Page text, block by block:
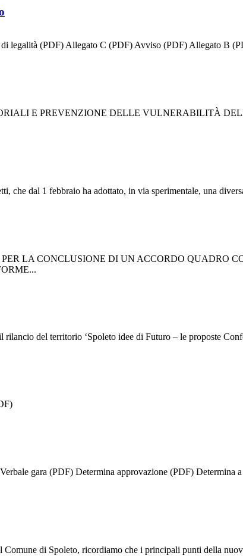
legalità (PDF) Allegato C (PDF) Avviso (PDF) Allegato B
E PREVENZIONE DELLE VULNERABILITÀ
dal 1 febbraio ha adottato, in via sperimentale, una
LA CONCLUSIONE DI UN ACCORDO QUADRO
del territorio ‘Spoleto idee di Futuro – le proposte
gara (PDF) Determina approvazione (PDF)
di Spoleto, ricordiamo che i principali punti della